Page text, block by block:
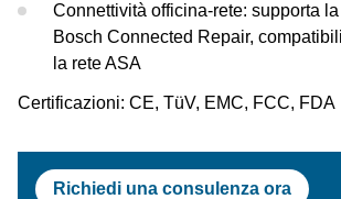
Connettività officina-rete: supporta
Bosch Connected Repair,
la rete ASA
Certificazioni: CE, TüV, EMC, FCC, FDA
Richiedi una consulenza ora